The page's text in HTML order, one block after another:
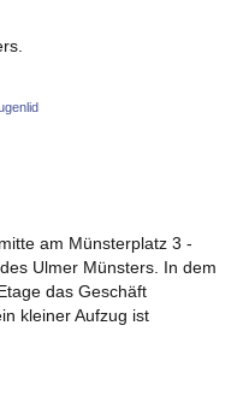
am Münsterplatz 3 -
Ulmer Münsters. In dem
das Geschäft
kleiner Aufzug ist